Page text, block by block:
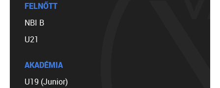
FELNŐTT
NBI B
U21
AKADÉMIA
U19 (Junior)